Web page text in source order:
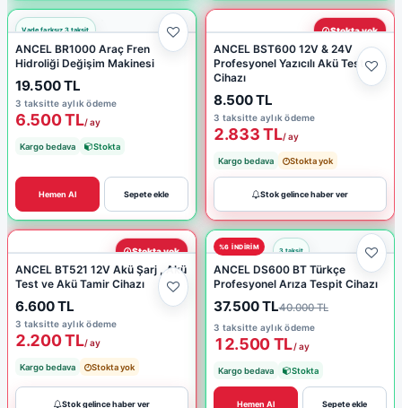
ANCEL BR1000 Araç Fren
Hidroliği Değişim Makinesi
19.500 TL
3 taksitte aylık ödeme
6.500 TL/ ay
Kargo bedava Stokta
Sepete ekle
Hemen Al
Stokta yok
ANCEL BST600 12V & 24V
Profesyonel Yazıcılı Akü Test
Cihazı
8.500 TL
3 taksitte aylık ödeme
2.833 TL/ ay
Kargo bedava Stokta yok
Stok gelince haber ver
Stokta yok
ANCEL BT521 12V Akü Şarj , Akü
Test ve Akü Tamir Cihazı
6.600 TL
3 taksitte aylık ödeme
2.200 TL/ ay
Kargo bedava Stokta yok
Stok gelince haber ver
%6 INDIRIM
ANCEL DS600 BT Türkçe
Profesyonel Arıza Tespit Cihazı
37.500 TL40.000 TL
3 taksitte aylık ödeme
12.500 TL/ ay
Kargo bedava Stokta
Sepete ekle
Hemen Al